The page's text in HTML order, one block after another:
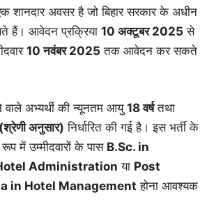
शानदार अवसर है जो बिहार सरकार के अधीन
हैं। आवेदन प्रक्रिया 10 अक्टूबर 2025 से
10 नवंबर 2025 तक आवेदन कर सकते
अभ्यर्थी की न्यूनतम आयु 18 वर्षतथा
अनुसार) निर्धारित की गई है। इस भर्ती के
में उम्मीदवारों के पास B.Sc. in
Administration या Post
in Hotel Management होना आवश्यक